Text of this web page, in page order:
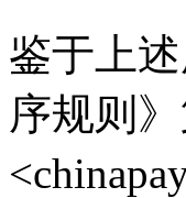
鉴于上
序规则